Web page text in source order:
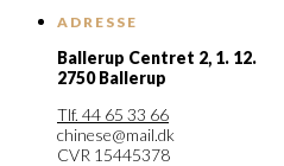
ADRESSE
Ballerup Centret 2, 1. 12.
2750 Ballerup
Tlf. 44 65 33 66
chinese@mail.dk
CVR 15445378